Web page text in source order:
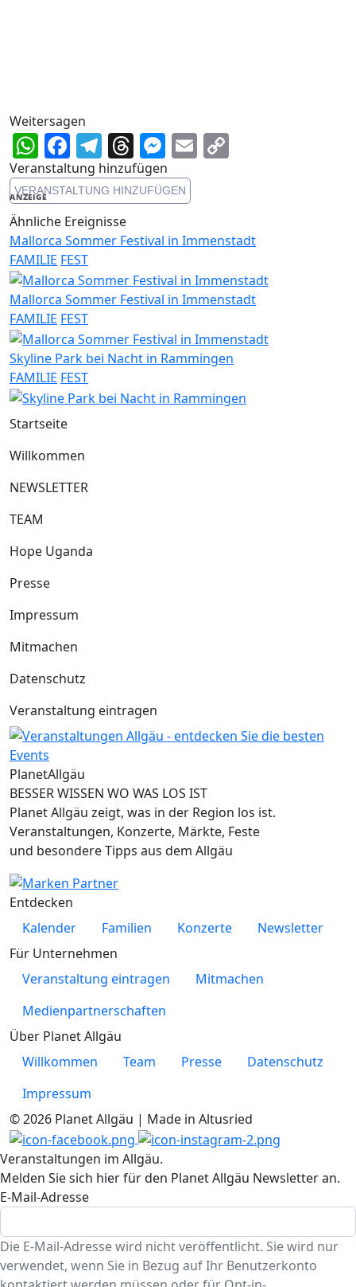
Weitersagen
WhatsApp
Facebook
Telegram
Threads
Messenger
Email
Veranstaltung hinzufügen
VERANSTALTUNG HINZUFÜGEN
ANZEIGE
Ähnliche Ereignisse
Mallorca Sommer Festival in Immenstadt
FAMILIE FEST
Mallorca Sommer Festival in Immenstadt
FAMILIE FEST
Skyline Park bei Nacht in Rammingen
FAMILIE FEST
Startseite
Willkommen
NEWSLETTER
TEAM
Hope Uganda
Presse
Impressum
Mitmachen
Datenschutz
Veranstaltung eintragen
PlanetAllgäu
BESSER WISSEN WO WAS LOS IST
Planet Allgäu zeigt, was in der Region los ist.
Veranstaltungen, Konzerte, Märkte, Feste
und besondere Tipps aus dem Allgäu
Entdecken
Kalender
Familien Konzerte
Newsletter
Für Unternehmen
Veranstaltung eintragen
Mitmachen
Medienpartnerschaften
Über Planet Allgäu
Willkommen
Team Presse
Datenschutz
Impressum
© 2026 Planet Allgäu | Made in Altusried
Veranstaltungen im Allgäu.
Melden Sie sich hier für den Planet Allgäu Newsletter an.
E-Mail-Adresse
Die E-Mail-Adresse wird nicht veröffentlicht. Sie wird nur
verwendet, wenn Sie in Bezug auf Ihr Benutzerkonto